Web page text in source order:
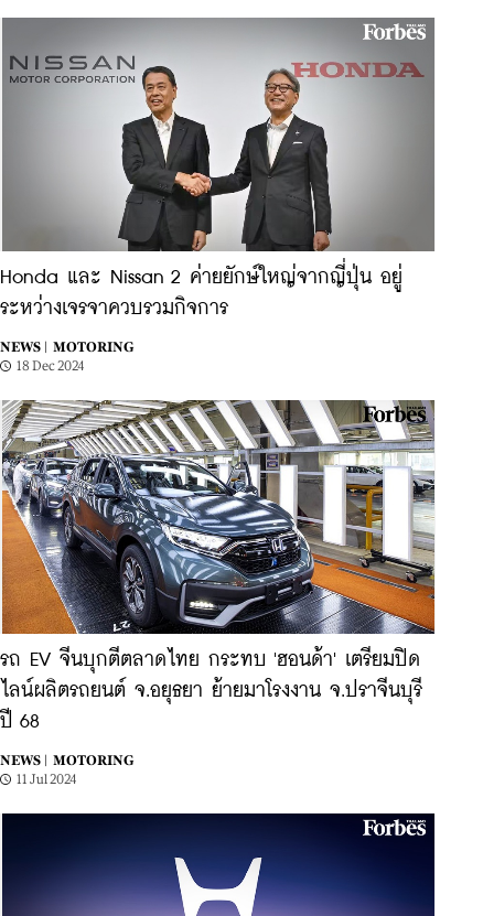
Honda และ Nissan 2 ค่ายยักษ์ใหญ่จากญี่ปุ่น อยู่
ระหว่างเจรจาควบรวมกิจการ
NEWS |
MOTORING
18 Dec 2024
รถ EV จีนบุกตีตลาดไทย กระทบ 'ฮอนด้า' เตรียมปิด
ไลน์ผลิตรถยนต์ จ.อยุธยา ย้ายมาโรงงาน จ.ปราจีนบุรี
ปี 68
NEWS |
MOTORING
11 Jul 2024